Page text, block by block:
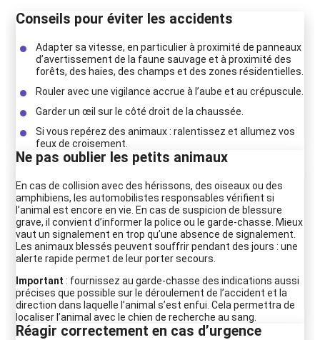
Conseils pour éviter les accidents
Adapter sa vitesse, en particulier à proximité de panneaux
d’avertissement de la faune sauvage et à proximité des
forêts, des haies, des champs et des zones résidentielles.
Rouler avec une vigilance accrue à l’aube et au crépuscule.
Garder un œil sur le côté droit de la chaussée.
Si vous repérez des animaux : ralentissez et allumez vos
feux de croisement.
Ne pas oublier les petits animaux
En cas de collision avec des hérissons, des oiseaux ou des
amphibiens, les automobilistes responsables vérifient si
l’animal est encore en vie. En cas de suspicion de blessure
grave, il convient d’informer la police ou le garde-chasse. Mieux
vaut un signalement en trop qu’une absence de signalement.
Les animaux blessés peuvent souffrir pendant des jours : une
alerte rapide permet de leur porter secours.
Important : fournissez au garde-chasse des indications aussi
précises que possible sur le déroulement de l’accident et la
direction dans laquelle l’animal s’est enfui. Cela permettra de
localiser l’animal avec le chien de recherche au sang.
Réagir correctement en cas d’urgence